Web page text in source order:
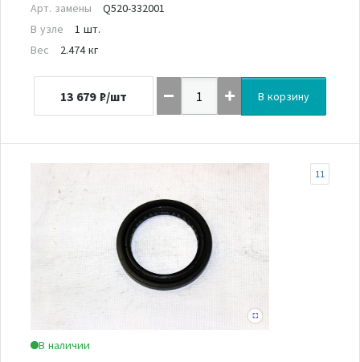
Арт. замены
Q520-332001
В узле
1 шт.
Вес
2.474 кг
13 679 ₽/шт В корзину
В наличии
11